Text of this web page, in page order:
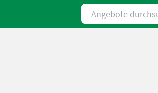
Angebote durchsuchen